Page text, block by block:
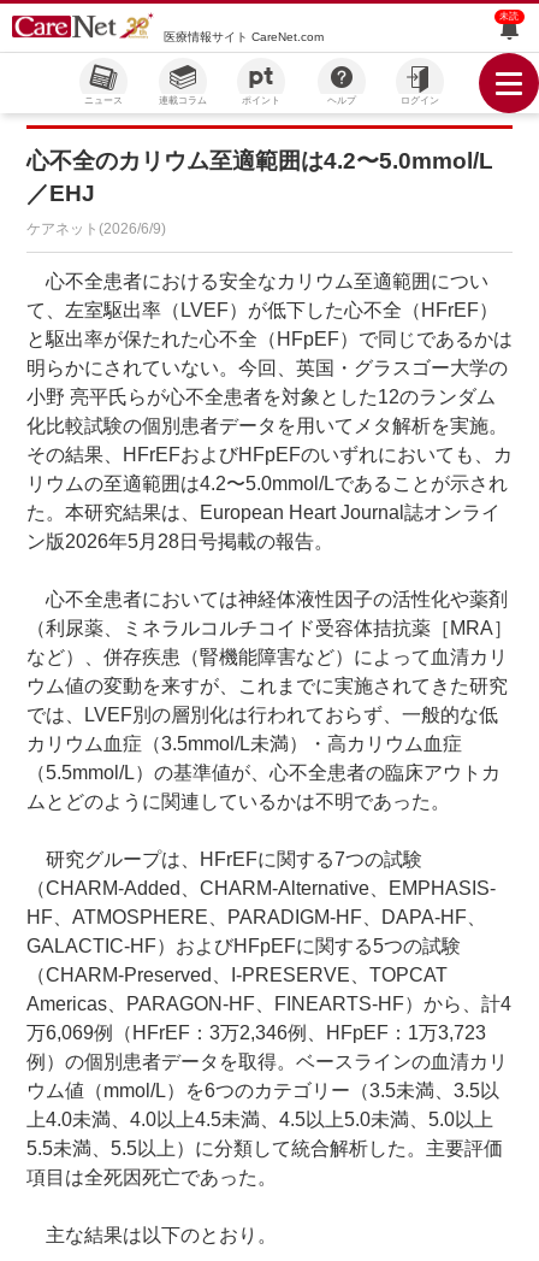
医療情報サイト CareNet.com
未読
ニュース 連載コラム ポイント ヘルプ ログイン
心不全のカリウム至適範囲は4.2〜5.0mmol/L
／EHJ
ケアネット(2026/6/9)
心不全患者における安全なカリウム至適範囲につい
て、左室駆出率（LVEF）が低下した心不全（HFrEF）
と駆出率が保たれた心不全（HFpEF）で同じであるかは
明らかにされていない。今回、英国・グラスゴー大学の
小野 亮平氏らが心不全患者を対象とした12のランダム
化比較試験の個別患者データを用いてメタ解析を実施。
その結果、HFrEFおよびHFpEFのいずれにおいても、カ
リウムの至適範囲は4.2〜5.0mmol/Lであることが示され
た。本研究結果は、European Heart Journal誌オンライ
ン版2026年5月28日号掲載の報告。
心不全患者においては神経体液性因子の活性化や薬剤
（利尿薬、ミネラルコルチコイド受容体拮抗薬［MRA］
など）、併存疾患（腎機能障害など）によって血清カリ
ウム値の変動を来すが、これまでに実施されてきた研究
では、LVEF別の層別化は行われておらず、一般的な低
カリウム血症（3.5mmol/L未満）・高カリウム血症
（5.5mmol/L）の基準値が、心不全患者の臨床アウトカ
ムとどのように関連しているかは不明であった。
研究グループは、HFrEFに関する7つの試験
（CHARM-Added、CHARM-Alternative、EMPHASIS-
HF、ATMOSPHERE、PARADIGM-HF、DAPA-HF、
GALACTIC-HF）およびHFpEFに関する5つの試験
（CHARM-Preserved、I-PRESERVE、TOPCAT
Americas、PARAGON-HF、FINEARTS-HF）から、計4
万6,069例（HFrEF：3万2,346例、HFpEF：1万3,723
例）の個別患者データを取得。ベースラインの血清カリ
ウム値（mmol/L）を6つのカテゴリー（3.5未満、3.5以
上4.0未満、4.0以上4.5未満、4.5以上5.0未満、5.0以上
5.5未満、5.5以上）に分類して統合解析した。主要評価
項目は全死因死亡であった。
主な結果は以下のとおり。